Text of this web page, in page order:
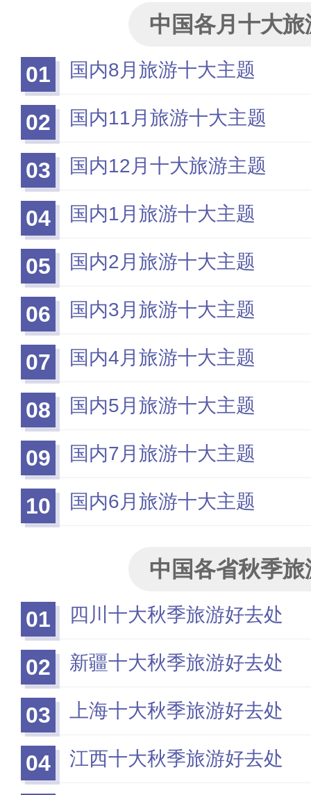
中国各月十大旅
01
国内8月旅游十大主题
02 国内11月旅游十大主题
03 国内12月十大旅游主题
04 国内1月旅游十大主题
05 国内2月旅游十大主题
06 国内3月旅游十大主题
07 国内4月旅游十大主题
08 国内5月旅游十大主题
09 国内7月旅游十大主题
10 国内6月旅游十大主题
中国各省秋季旅
01
四川十大秋季旅游好去处
02 新疆十大秋季旅游好去处
03 上海十大秋季旅游好去处
04 江西十大秋季旅游好去处